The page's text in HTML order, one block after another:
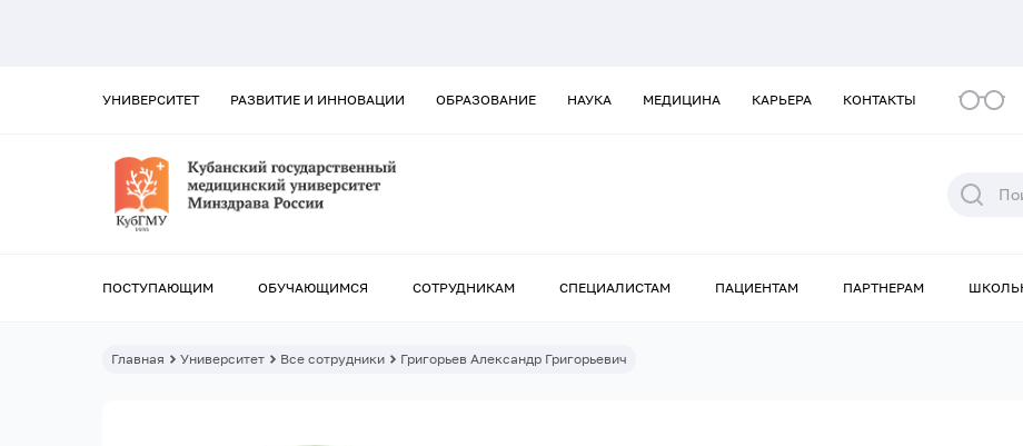
УНИВЕРСИТЕТ РАЗВИТИЕ И ИННОВАЦИИ ОБРАЗОВАНИЕ НАУКА МЕДИЦИНА КАРЬЕРА КОНТАКТЫ
ПОСТУПАЮЩИМ ОБУЧАЮЩИМСЯ СОТРУДНИКАМ СПЕЦИАЛИСТАМ ПАЦИЕНТАМ ПАРТНЕРАМ
Главная Университет Все сотрудники Григорьев Александр Григорьевич